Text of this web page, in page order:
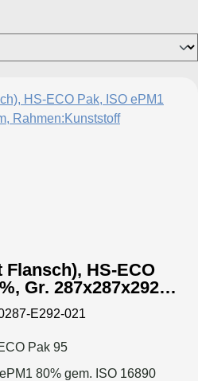
HS-ECO
Gr. 287x287x292
E292-021
Pak 95
ePM1 80% gem. ISO 16890